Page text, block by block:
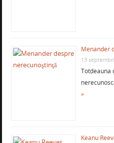
Menander
13
Totdeauna
»
Keanu